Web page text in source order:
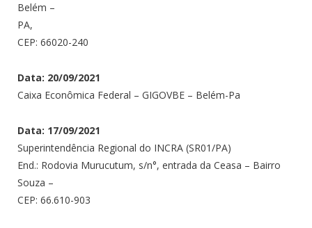
Belém –
PA,
CEP: 66020-240
Data: 20/09/2021
Caixa Econômica Federal – GIGOVBE – Belém-Pa
Data: 17/09/2021
Superintendência Regional do INCRA (SR01/PA)
End.: Rodovia Murucutum, s/n°, entrada da Ceasa – Bairro
Souza –
CEP: 66.610-903